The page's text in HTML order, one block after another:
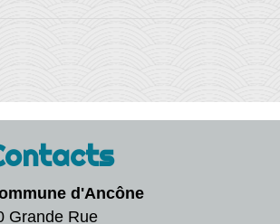
d'Ancône
Grande Rue